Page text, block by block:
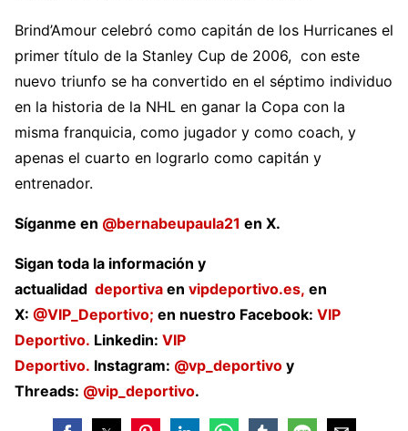
Brind’Amour celebró como capitán de los Hurricanes el
primer título de la Stanley Cup de 2006, con este
nuevo triunfo se ha convertido en el séptimo individuo
en la historia de la NHL en ganar la Copa con la
misma franquicia, como jugador y como coach, y
apenas el cuarto en lograrlo como capitán y
entrenador.
Síganme en @bernabeupaula21 en X.
Sigan toda la información y
actualidad deportiva en vipdeportivo.es, en
X: @VIP_Deportivo; en nuestro Facebook: VIP
Deportivo. Linkedin: VIP
Deportivo. Instagram: @vp_deportivo y
Threads: @vip_deportivo.